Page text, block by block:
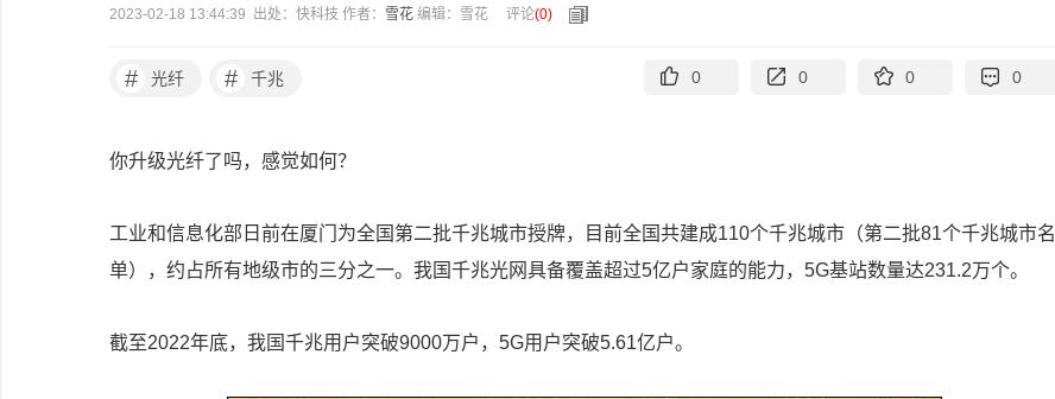
2023-02-18 13:44:39 出处：快科技 作者： 雪花 编辑：雪花 评论(0)
# 光纤 # 千兆 0 0 0 0
你升级光纤了吗，感觉如何？
工业和信息化部日前在厦门为全国第二批千兆城市授牌，目前全国共建成110个千兆城市（第二批81个千兆城市名
单），约占所有地级市的三分之一。我国千兆光网具备覆盖超过5亿户家庭的能力，5G基站数量达231.2万个。
截至2022年底，我国千兆用户突破9000万户，5G用户突破5.61亿户。